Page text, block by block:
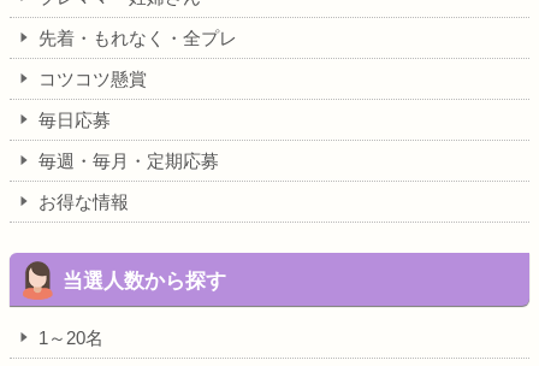
先着・もれなく・全プレ
コツコツ懸賞
毎日応募
毎週・毎月・定期応募
お得な情報
当選人数から探す
1～20名